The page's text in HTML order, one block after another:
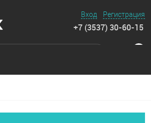
Вход Регистрация
+7 (3537) 30-60-15